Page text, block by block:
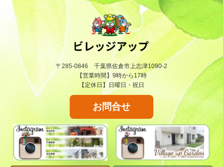
〒285-0846 千葉県佐倉市上志津1090-2
【営業時間】9時から17時
【定休日】日曜日・祝日
お問合せ